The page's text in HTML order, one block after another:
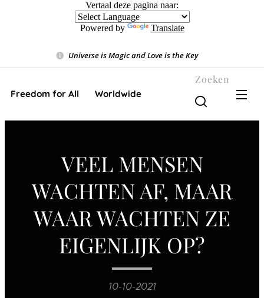
Vertaal deze pagina naar:
Powered by Translate
Universe is Magic and Love is the Key❤️
Freedom for All ❤️ Worldwide
Zoeken
VEEL MENSEN
WACHTEN AF, MAAR
WAAR WACHTEN ZE
EIGENLIJK OP?
10-10-2021